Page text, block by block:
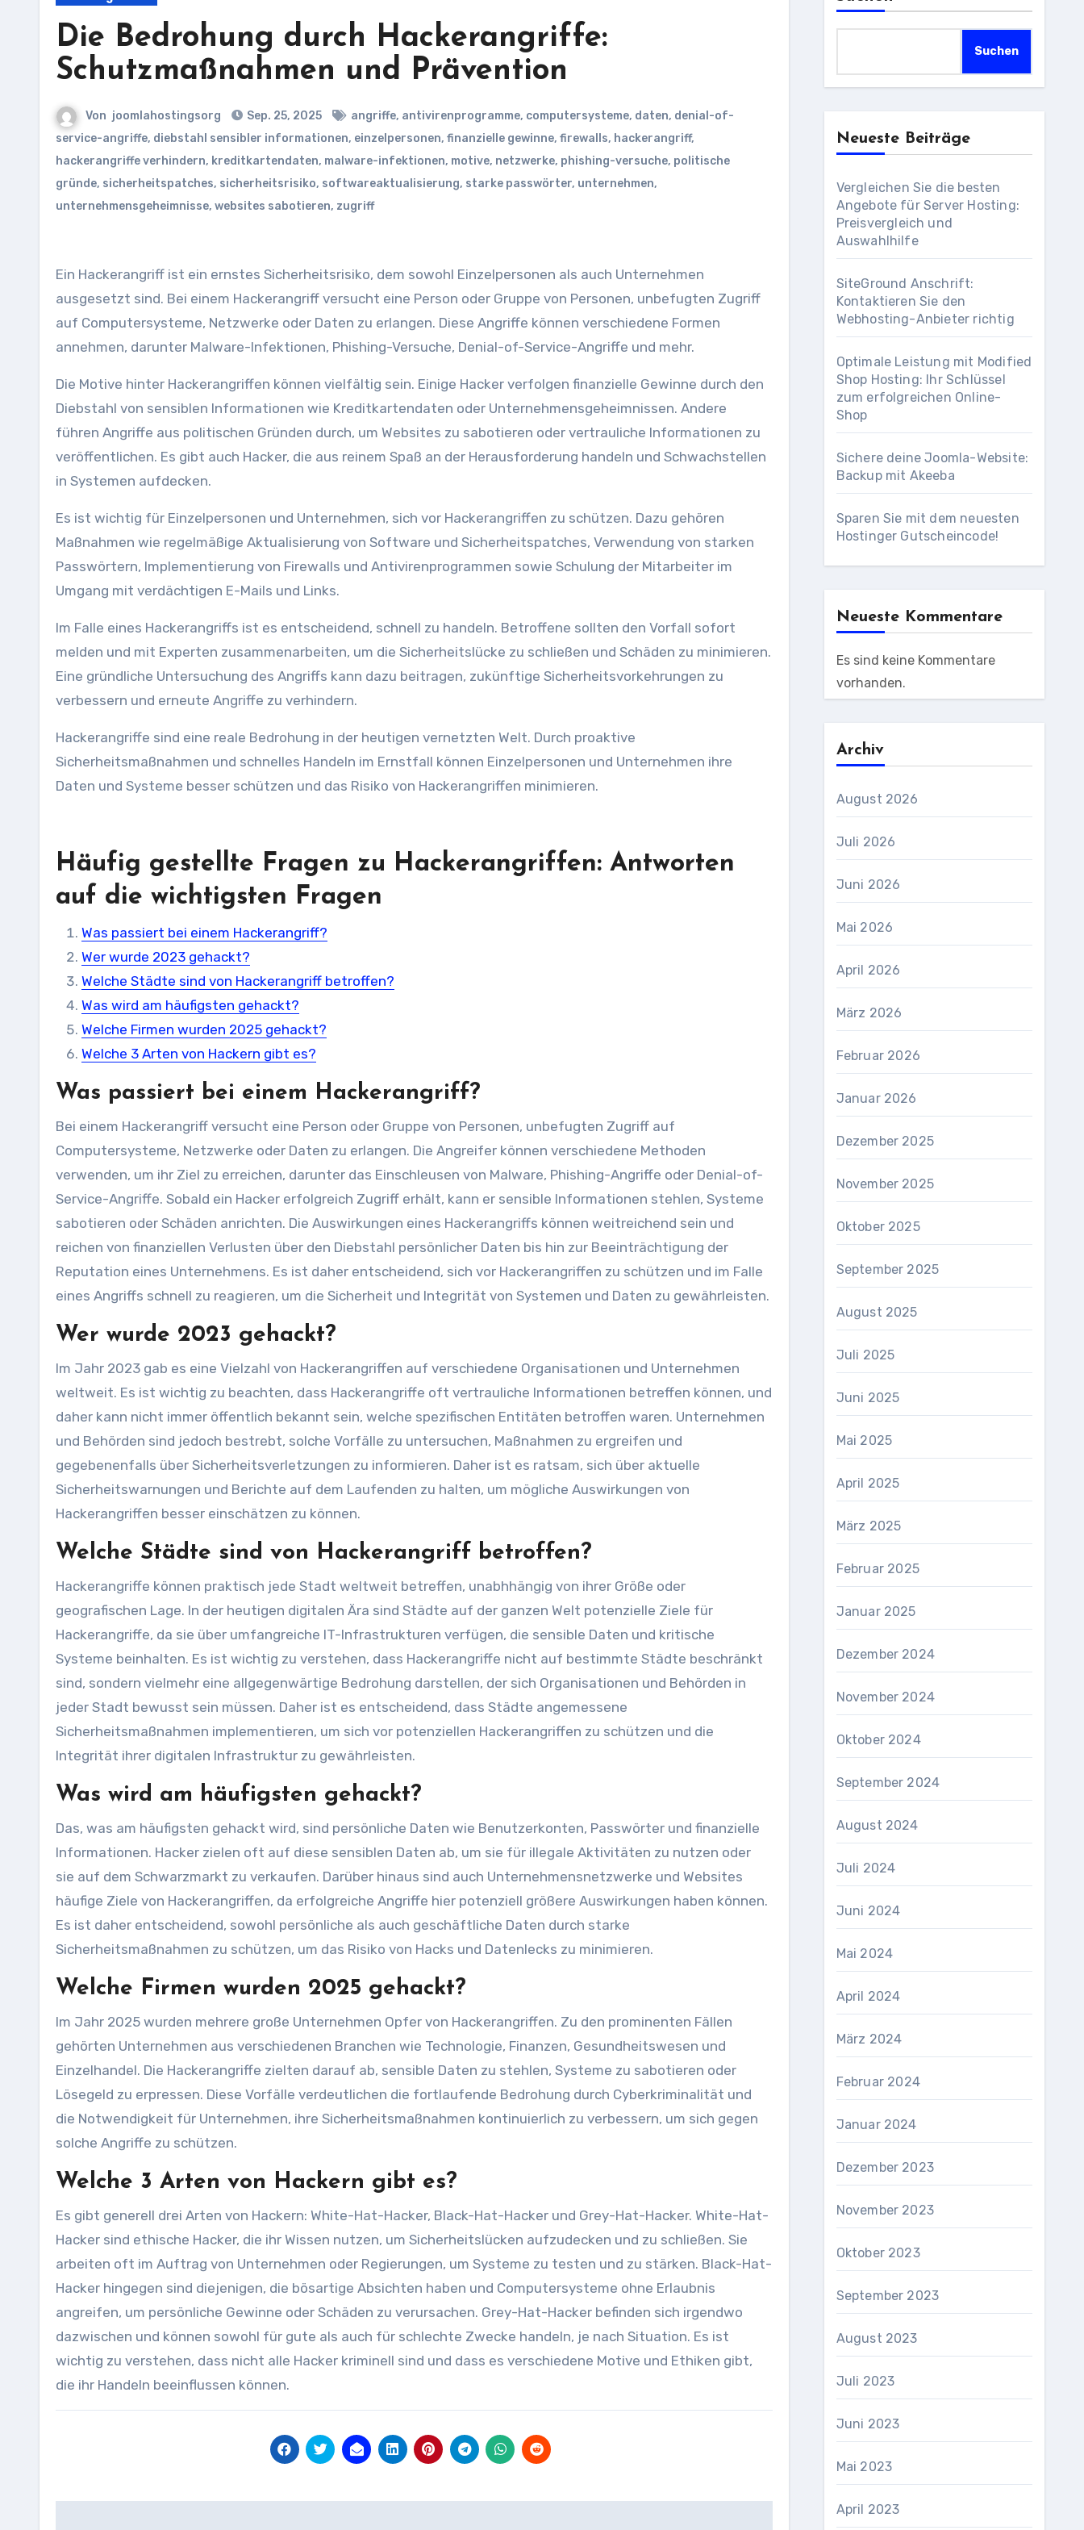
Die Bedrohung durch Hackerangriffe:
Schutzmaßnahmen und Prävention
Von joomlahostingsorg Sep. 25, 2025 angriffe, antivirenprogramme, computersysteme, daten, denial-of-
service-angriffe, diebstahl sensibler informationen, einzelpersonen, finanzielle gewinne, firewalls, hackerangriff,
hackerangriffe verhindern, kreditkartendaten, malware-infektionen, motive, netzwerke, phishing-versuche, politische
gründe, sicherheitspatches, sicherheitsrisiko, softwareaktualisierung, starke passwörter, unternehmen,
unternehmensgeheimnisse, websites sabotieren, zugriff
Ein Hackerangriff ist ein ernstes Sicherheitsrisiko, dem sowohl Einzelpersonen als auch Unternehmen
ausgesetzt sind. Bei einem Hackerangriff versucht eine Person oder Gruppe von Personen, unbefugten Zugriff
auf Computersysteme, Netzwerke oder Daten zu erlangen. Diese Angriffe können verschiedene Formen
annehmen, darunter Malware-Infektionen, Phishing-Versuche, Denial-of-Service-Angriffe und mehr.
Die Motive hinter Hackerangriffen können vielfältig sein. Einige Hacker verfolgen finanzielle Gewinne durch den
Diebstahl von sensiblen Informationen wie Kreditkartendaten oder Unternehmensgeheimnissen. Andere
führen Angriffe aus politischen Gründen durch, um Websites zu sabotieren oder vertrauliche Informationen zu
veröffentlichen. Es gibt auch Hacker, die aus reinem Spaß an der Herausforderung handeln und Schwachstellen
in Systemen aufdecken.
Es ist wichtig für Einzelpersonen und Unternehmen, sich vor Hackerangriffen zu schützen. Dazu gehören
Maßnahmen wie regelmäßige Aktualisierung von Software und Sicherheitspatches, Verwendung von starken
Passwörtern, Implementierung von Firewalls und Antivirenprogrammen sowie Schulung der Mitarbeiter im
Umgang mit verdächtigen E-Mails und Links.
Im Falle eines Hackerangriffs ist es entscheidend, schnell zu handeln. Betroffene sollten den Vorfall sofort
melden und mit Experten zusammenarbeiten, um die Sicherheitslücke zu schließen und Schäden zu minimieren.
Eine gründliche Untersuchung des Angriffs kann dazu beitragen, zukünftige Sicherheitsvorkehrungen zu
verbessern und erneute Angriffe zu verhindern.
Hackerangriffe sind eine reale Bedrohung in der heutigen vernetzten Welt. Durch proaktive
Sicherheitsmaßnahmen und schnelles Handeln im Ernstfall können Einzelpersonen und Unternehmen ihre
Daten und Systeme besser schützen und das Risiko von Hackerangriffen minimieren.
Häufig gestellte Fragen zu Hackerangriffen: Antworten
auf die wichtigsten Fragen
Was passiert bei einem Hackerangriff?
Wer wurde 2023 gehackt?
Welche Städte sind von Hackerangriff betroffen?
Was wird am häufigsten gehackt?
Welche Firmen wurden 2025 gehackt?
Welche 3 Arten von Hackern gibt es?
Was passiert bei einem Hackerangriff?
Bei einem Hackerangriff versucht eine Person oder Gruppe von Personen, unbefugten Zugriff auf
Computersysteme, Netzwerke oder Daten zu erlangen. Die Angreifer können verschiedene Methoden
verwenden, um ihr Ziel zu erreichen, darunter das Einschleusen von Malware, Phishing-Angriffe oder Denial-of-
Service-Angriffe. Sobald ein Hacker erfolgreich Zugriff erhält, kann er sensible Informationen stehlen, Systeme
sabotieren oder Schäden anrichten. Die Auswirkungen eines Hackerangriffs können weitreichend sein und
reichen von finanziellen Verlusten über den Diebstahl persönlicher Daten bis hin zur Beeinträchtigung der
Reputation eines Unternehmens. Es ist daher entscheidend, sich vor Hackerangriffen zu schützen und im Falle
eines Angriffs schnell zu reagieren, um die Sicherheit und Integrität von Systemen und Daten zu gewährleisten.
Wer wurde 2023 gehackt?
Im Jahr 2023 gab es eine Vielzahl von Hackerangriffen auf verschiedene Organisationen und Unternehmen
weltweit. Es ist wichtig zu beachten, dass Hackerangriffe oft vertrauliche Informationen betreffen können, und
daher kann nicht immer öffentlich bekannt sein, welche spezifischen Entitäten betroffen waren. Unternehmen
und Behörden sind jedoch bestrebt, solche Vorfälle zu untersuchen, Maßnahmen zu ergreifen und
gegebenenfalls über Sicherheitsverletzungen zu informieren. Daher ist es ratsam, sich über aktuelle
Sicherheitswarnungen und Berichte auf dem Laufenden zu halten, um mögliche Auswirkungen von
Hackerangriffen besser einschätzen zu können.
Welche Städte sind von Hackerangriff betroffen?
Hackerangriffe können praktisch jede Stadt weltweit betreffen, unabhhängig von ihrer Größe oder
geografischen Lage. In der heutigen digitalen Ära sind Städte auf der ganzen Welt potenzielle Ziele für
Hackerangriffe, da sie über umfangreiche IT-Infrastrukturen verfügen, die sensible Daten und kritische
Systeme beinhalten. Es ist wichtig zu verstehen, dass Hackerangriffe nicht auf bestimmte Städte beschränkt
sind, sondern vielmehr eine allgegenwärtige Bedrohung darstellen, der sich Organisationen und Behörden in
jeder Stadt bewusst sein müssen. Daher ist es entscheidend, dass Städte angemessene
Sicherheitsmaßnahmen implementieren, um sich vor potenziellen Hackerangriffen zu schützen und die
Integrität ihrer digitalen Infrastruktur zu gewährleisten.
Was wird am häufigsten gehackt?
Das, was am häufigsten gehackt wird, sind persönliche Daten wie Benutzerkonten, Passwörter und finanzielle
Informationen. Hacker zielen oft auf diese sensiblen Daten ab, um sie für illegale Aktivitäten zu nutzen oder
sie auf dem Schwarzmarkt zu verkaufen. Darüber hinaus sind auch Unternehmensnetzwerke und Websites
häufige Ziele von Hackerangriffen, da erfolgreiche Angriffe hier potenziell größere Auswirkungen haben können.
Es ist daher entscheidend, sowohl persönliche als auch geschäftliche Daten durch starke
Sicherheitsmaßnahmen zu schützen, um das Risiko von Hacks und Datenlecks zu minimieren.
Welche Firmen wurden 2025 gehackt?
Im Jahr 2025 wurden mehrere große Unternehmen Opfer von Hackerangriffen. Zu den prominenten Fällen
gehörten Unternehmen aus verschiedenen Branchen wie Technologie, Finanzen, Gesundheitswesen und
Einzelhandel. Die Hackerangriffe zielten darauf ab, sensible Daten zu stehlen, Systeme zu sabotieren oder
Lösegeld zu erpressen. Diese Vorfälle verdeutlichen die fortlaufende Bedrohung durch Cyberkriminalität und
die Notwendigkeit für Unternehmen, ihre Sicherheitsmaßnahmen kontinuierlich zu verbessern, um sich gegen
solche Angriffe zu schützen.
Welche 3 Arten von Hackern gibt es?
Es gibt generell drei Arten von Hackern: White-Hat-Hacker, Black-Hat-Hacker und Grey-Hat-Hacker. White-Hat-
Hacker sind ethische Hacker, die ihr Wissen nutzen, um Sicherheitslücken aufzudecken und zu schließen. Sie
arbeiten oft im Auftrag von Unternehmen oder Regierungen, um Systeme zu testen und zu stärken. Black-Hat-
Hacker hingegen sind diejenigen, die bösartige Absichten haben und Computersysteme ohne Erlaubnis
angreifen, um persönliche Gewinne oder Schäden zu verursachen. Grey-Hat-Hacker befinden sich irgendwo
dazwischen und können sowohl für gute als auch für schlechte Zwecke handeln, je nach Situation. Es ist
wichtig zu verstehen, dass nicht alle Hacker kriminell sind und dass es verschiedene Motive und Ethiken gibt,
die ihr Handeln beeinflussen können.
Suchen
Neueste Beiträge
Vergleichen Sie die besten
Angebote für Server Hosting:
Preisvergleich und
Auswahlhilfe
SiteGround Anschrift:
Kontaktieren Sie den
Webhosting-Anbieter richtig
Optimale Leistung mit Modified
Shop Hosting: Ihr Schlüssel
zum erfolgreichen Online-
Shop
Sichere deine Joomla-Website:
Backup mit Akeeba
Sparen Sie mit dem neuesten
Hostinger Gutscheincode!
Neueste Kommentare
Es sind keine Kommentare
vorhanden.
Archiv
August 2026
Juli 2026
Juni 2026
Mai 2026
April 2026
März 2026
Februar 2026
Januar 2026
Dezember 2025
November 2025
Oktober 2025
September 2025
August 2025
Juli 2025
Juni 2025
Mai 2025
April 2025
März 2025
Februar 2025
Januar 2025
Dezember 2024
November 2024
Oktober 2024
September 2024
August 2024
Juli 2024
Juni 2024
Mai 2024
April 2024
März 2024
Februar 2024
Januar 2024
Dezember 2023
November 2023
Oktober 2023
September 2023
August 2023
Juli 2023
Juni 2023
Mai 2023
April 2023